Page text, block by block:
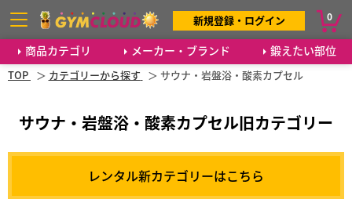
商品カテゴリ メーカー・ブランド 鍛えたい部位
新規登録・ログイン 0
TOP カテゴリーから探す サウナ・岩盤浴・酸素カプセル
サウナ・岩盤浴・酸素カプセル旧カテゴリー
レンタル新カテゴリーはこちら